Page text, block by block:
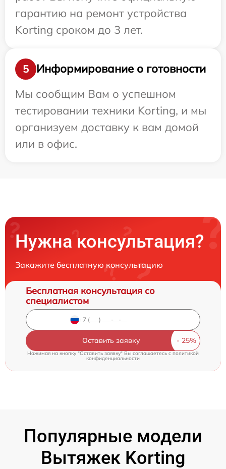
гарантию на ремонт устройства
Korting сроком до 3 лет.
5
Информирование о готовности
Мы сообщим Вам о успешном
тестировании техники Korting, и мы
организуем доставку к вам домой
или в офис.
Нужна консультация?
Закажите бесплатную консультацию
Бесплатная консультация со
специалистом
Оставить заявку
Нажимая на кнопку "Оставить заявку" Вы соглашаетесь cполитикой
конфиденциальности
Популярные модели
Вытяжек Korting